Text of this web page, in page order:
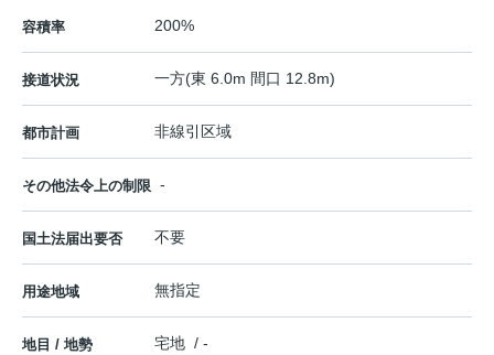
容積率 200%
接道状況 一方(東 6.0m 間口 12.8m)
都市計画 非線引区域
その他法令上の制限 -
国土法届出要否 不要
用途地域 無指定
地目 / 地勢 宅地 / -